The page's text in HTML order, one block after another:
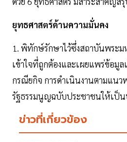
ยุทธศาสตร์ด้านความมั่นคง
1. พิทักษ์รักษาไว้ซึ่งสถาบันพระม
เข้าใจที่ถูกต้องและเผยแพร่ข้อมูล
กรณียกิจ การดำเนินงานตามแนว
รัฐธรรมนูญฉบับประชาชนให้เป็น
ข่าวที่เกี่ยวข้อง